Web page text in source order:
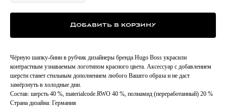
Добавить в корзину
Чёрную шапку-бини в рубчик дизайнеры бренда Hugo Boss украсили
контрастным узнаваемым логотипом красного цвета. Аксессуар с добавлением
шерсти станет стильным дополнением любого Вашего образа и не даст
замёрзнуть в холодные дни.
Состав: шерсть 40 %, materialcode.RWO 40 %, полиамид (переработанный) 20 %
Страна дизайна: Германия